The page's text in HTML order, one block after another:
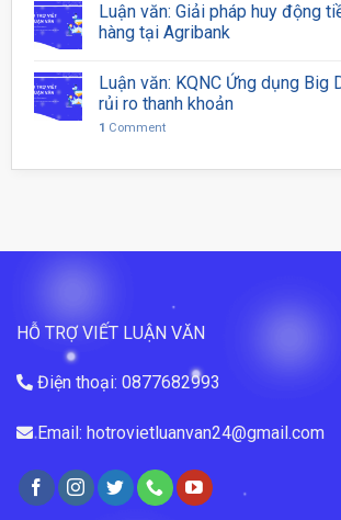
Luận văn: Giải pháp huy động
hàng tại Agribank
Luận văn: KQNC Ứng dụng Big
rủi ro thanh khoản
1 Comment
HỖ TRỢ VIẾT LUẬN VĂN
Điện thoại: 0877682993
Email: hotrovietluanvan24@gmail.com